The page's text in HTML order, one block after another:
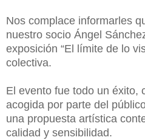
Nos complace informarles
nuestro socio Ángel
exposición “El límite de lo
colectiva.
El evento fue todo un éxito,
acogida por parte del
una propuesta artística
calidad y sensibilidad.